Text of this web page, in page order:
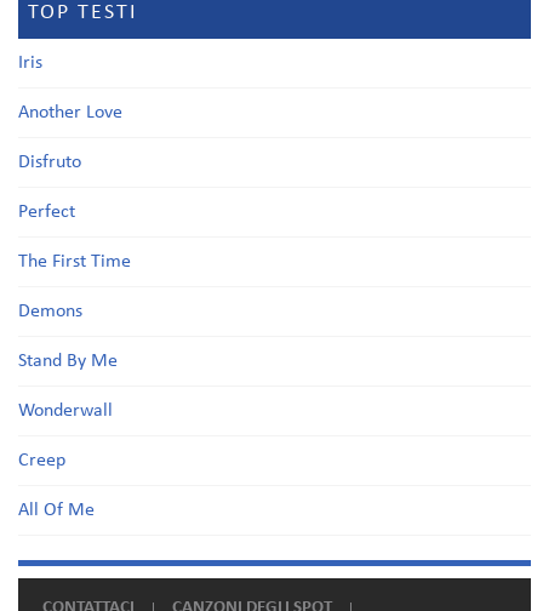
TOP TESTI
Iris
Another Love
Disfruto
Perfect
The First Time
Demons
Stand By Me
Wonderwall
Creep
All Of Me